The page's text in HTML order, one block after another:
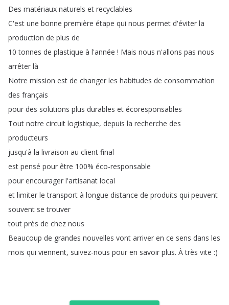
Des matériaux naturels et recyclables
C'est une bonne première étape qui nous permet d'éviter la
production de plus de
10tonnes de plastique à l'année ! Mais nous n'allons pas nous
arrêter là
Notre mission est de changer les habitudes de consommation
des français
pour des solutions plus durables et écoresponsables
Tout notre circuit logistique, depuis la recherche des
producteurs
jusqu'à la livraison au client final
est pensé pour être 100% éco-responsable
pour encourager l'artisanat local
et limiter le transport à longue distance de produits qui peuvent
souvent se trouver
tout près de chez nous
Beaucoup de grandes nouvelles vont arriver en ce sens dans les
mois qui viennent, suivez-nous pour en savoir plus. À très vite :)